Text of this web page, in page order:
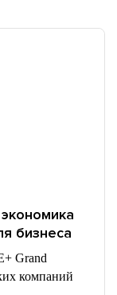
бизнеса
Grand
компаний